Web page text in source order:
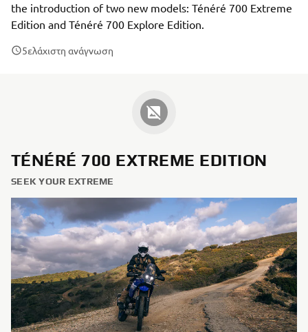
the introduction of two new models: Ténéré 700 Extreme
Edition and Ténéré 700 Explore Edition.
5ελάχιστη ανάγνωση
TÉNÉRÉ 700 EXTREME EDITION
SEEK YOUR EXTREME